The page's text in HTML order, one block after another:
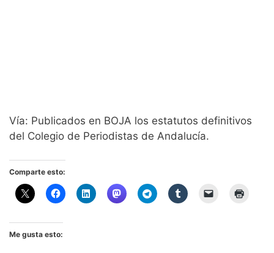
Vía: Publicados en BOJA los estatutos definitivos
del Colegio de Periodistas de Andalucía.
Comparte esto:
Me gusta esto: